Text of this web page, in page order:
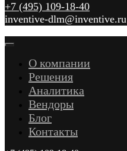
+7 (495) 109-18-40
inventive-dlm@inventive.ru
О компании
Решения
Аналитика
Вендоры
Блог
Контакты